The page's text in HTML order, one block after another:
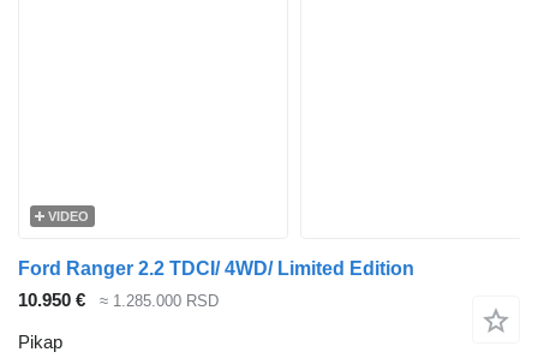
VIDEO
Ford Ranger 2.2 TDCI/ 4WD/ Limited Edition
10.950 €
≈ 1.285.000 RSD
Pikap